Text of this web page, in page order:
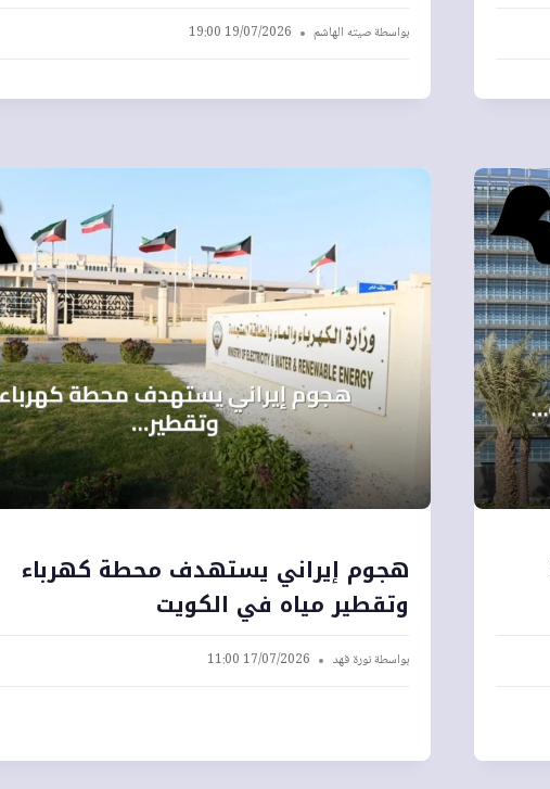
بواسطةصيته الهاشم 19/07/2026 19:00
هجوم إيراني يستهدف محطة كهرباء
وتقطير مياه في الكويت
بواسطةنورة فهد 17/07/2026 11:00